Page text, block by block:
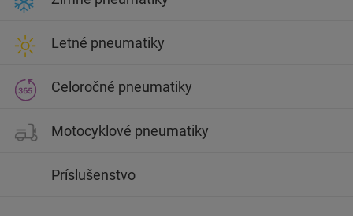
Letné pneumatiky
Celoročné pneumatiky
Motocyklové pneumatiky
Príslušenstvo